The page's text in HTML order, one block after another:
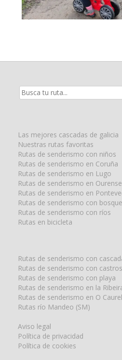
Resultados
Las mejores cascadas de galicia
Nuestras rutas favoritas
Rutas de senderismo con niños
Rutas de senderismo en Coruña
Rutas de senderismo en Lugo
Rutas de senderismo en Ourense
Rutas de senderismo en
Rutas de senderismo con
Rutas de senderismo con ríos
Rutas en bicicleta
Rutas de senderismo con
Rutas de senderismo con castros
Rutas de senderismo con playa
Rutas de senderismo en la
Rutas de senderismo en O Caurel
Rutas río Mandeo (SM)
Aviso legal
Política de privacidad
Política de cookies